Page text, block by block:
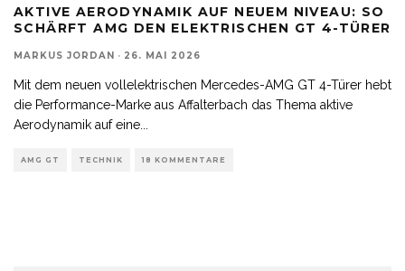
AKTIVE AERODYNAMIK AUF NEUEM NIVEAU: SO
SCHÄRFT AMG DEN ELEKTRISCHEN GT 4-TÜRER
MARKUS JORDAN · 26. MAI 2026
Mit dem neuen vollelektrischen Mercedes-AMG GT 4-Türer hebt
die Performance-Marke aus Affalterbach das Thema aktive
Aerodynamik auf eine
AMG GT TECHNIK 18 KOMMENTARE